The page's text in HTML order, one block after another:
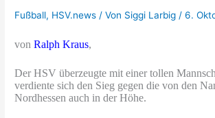
Fußball, HSV.news / Von Siggi Larbig /6.
vonRalph Kraus,
Der HSV überzeugte mit einer tollen
verdiente sich den Sieg gegen die von den
Nordhessen auch in der Höhe.